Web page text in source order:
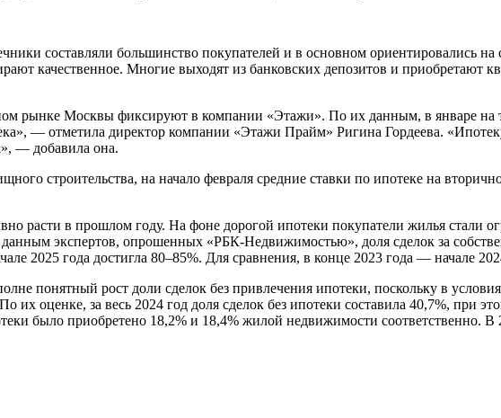
составляли большинство покупателей и в основном ориентировались на
качественное. Многие выходят из банковских депозитов и приобретают
рынке Москвы фиксируют в компании «Этажи». По их данным, в январе на
— отметила директор компании «Этажи Прайм» Ригина Гордеева.
— добавила она.
строительства, на начало февраля средние ставки по ипотеке на
расти в прошлом году. На фоне дорогой ипотеки покупатели жилья
экспертов, опрошенных «РБК-Недвижимостью», доля сделок за
2025 года достигла 80–85%. Для сравнения, в конце 2023 года — начале
понятный рост доли сделок без привлечения ипотеки, поскольку в
оценке, за весь 2024 год доля сделок без ипотеки составила 40,7%, при
было приобретено 18,2% и 18,4% жилой недвижимости соответственно. В